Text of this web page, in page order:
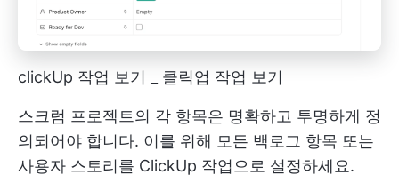
clickUp 작업 보기 _ 클릭업 작업 보기
스크럼 프로젝트의 각 항목은 명확하고 투명하게 정
의되어야 합니다. 이를 위해 모든 백로그 항목 또는
사용자 스토리를 ClickUp 작업으로 설정하세요.